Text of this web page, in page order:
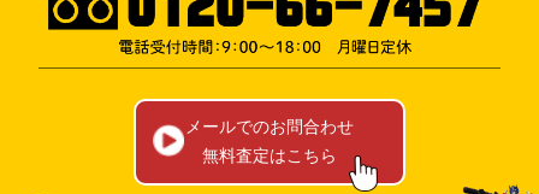
メールでのお問合わせ
無料査定はこちら